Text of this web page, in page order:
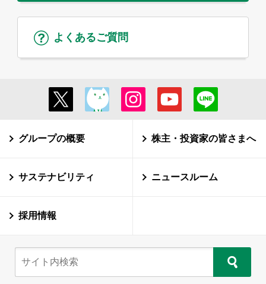
よくあるご質問
グループの概要 株主・投資家の皆さまへ
サステナビリティ ニュースルーム
採用情報